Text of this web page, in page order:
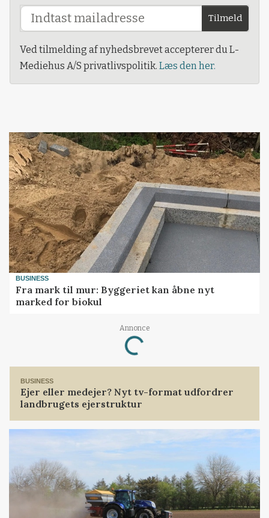
Tilmeld
Ved tilmelding af nyhedsbrevet accepterer du L-
Mediehus A/S privatlivspolitik. Læs den her.
BUSINESS
Fra mark til mur: Byggeriet kan åbne nyt
marked for biokul
Annonce
Loading...
BUSINESS
Ejer eller medejer? Nyt tv-format udfordrer
landbrugets ejerstruktur